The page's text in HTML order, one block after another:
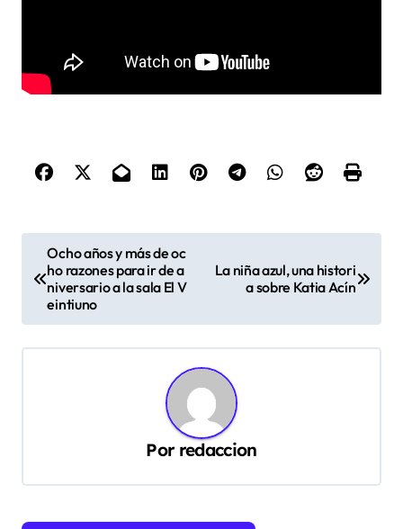
a
ó
Ocho años y más de oc
ho razones para ir de a
niversario a la sala El V
eintiuno
La niña azul, una histori
a sobre Katia Acín
Por redaccion